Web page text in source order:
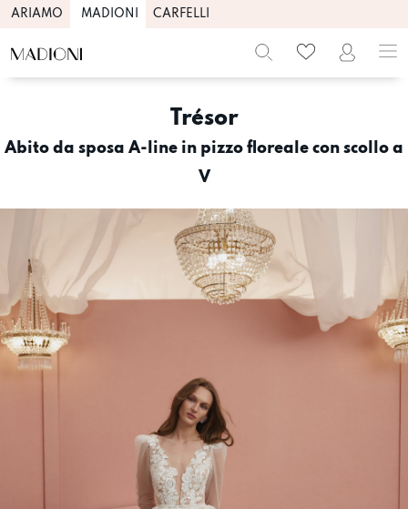
Skip
ARIAMO MADIONI CARFELLI
Trésor
Abito da sposa A-line in pizzo floreale con scollo a
V